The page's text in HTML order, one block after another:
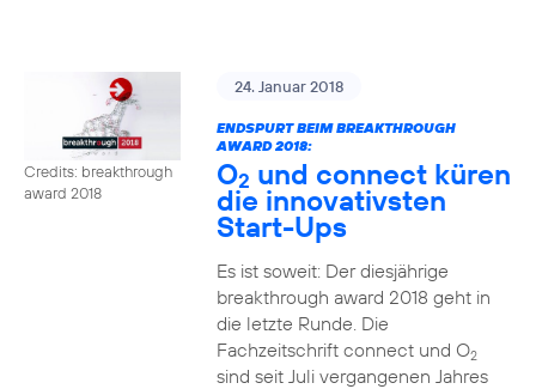
Credits: breakthrough
award 2018
24. Januar 2018
ENDSPURT BEIM BREAKTHROUGH
AWARD 2018:
O2 und connect küren
die innovativsten
Start-Ups
Es ist soweit: Der diesjährige
breakthrough award 2018 geht in
die letzte Runde. Die
Fachzeitschrift connect und O2
sind seit Juli vergangenen Jahres